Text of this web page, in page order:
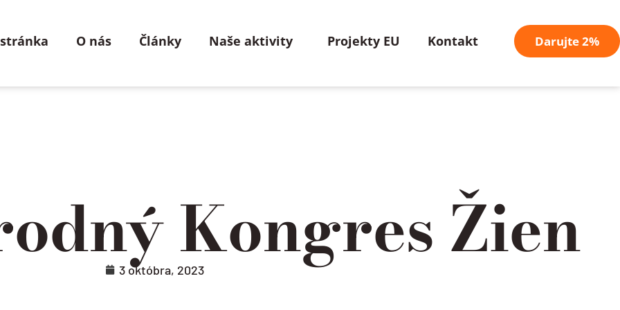
O nás Články Naše aktivity Projekty EU Kontakt Darujte 2%
Kongres Žien
3 októbra, 2023